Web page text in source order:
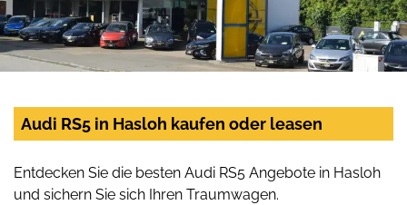
Audi RS5 in Hasloh kaufen oder leasen
Entdecken Sie die besten Audi RS5 Angebote in Hasloh
und sichern Sie sich Ihren Traumwagen.